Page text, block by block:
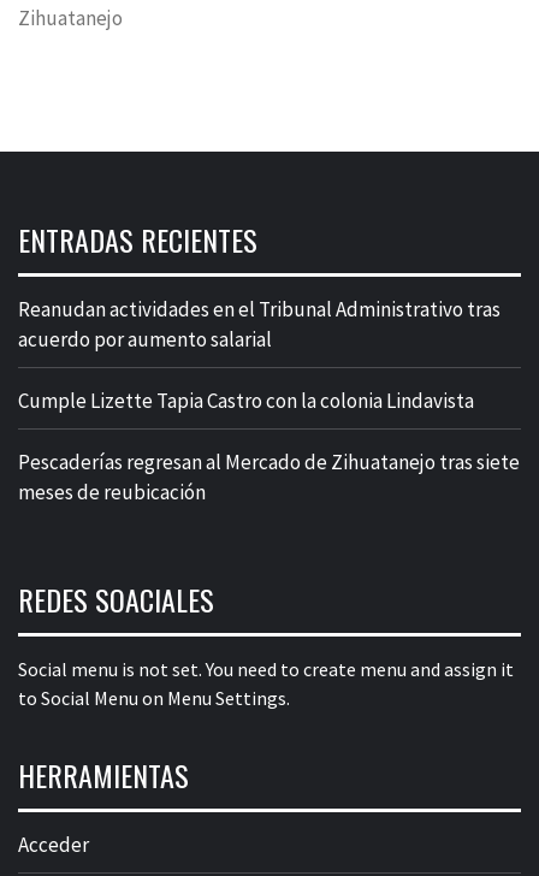
Zihuatanejo
ENTRADAS RECIENTES
Reanudan actividades en el Tribunal Administrativo tras
acuerdo por aumento salarial
Cumple Lizette Tapia Castro con la colonia Lindavista
Pescaderías regresan al Mercado de Zihuatanejo tras siete
meses de reubicación
REDES SOACIALES
Social menu is not set. You need to create menu and assign it
to Social Menu on Menu Settings.
HERRAMIENTAS
Acceder